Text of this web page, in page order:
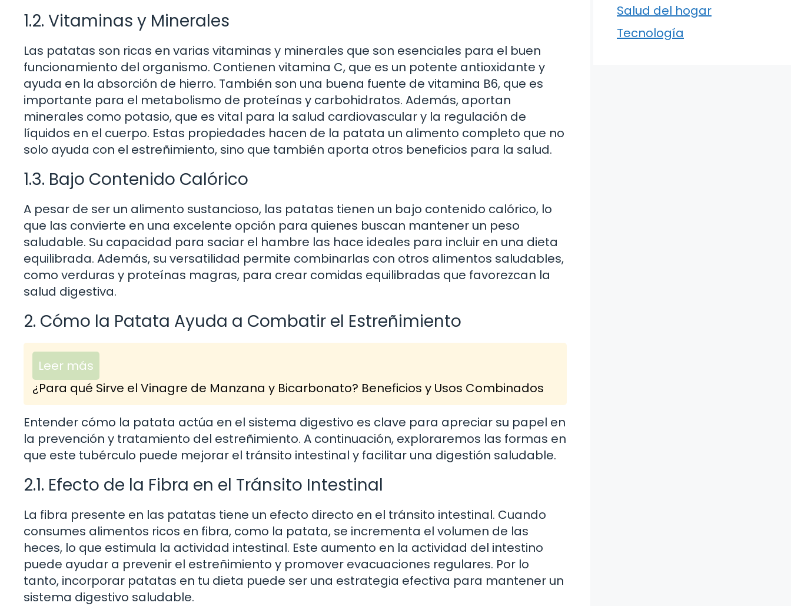
1.2. Vitaminas y Minerales
Las patatas son ricas en varias vitaminas y minerales que son esenciales para el buen
funcionamiento del organismo. Contienen vitamina C, que es un potente antioxidante y
ayuda en la absorción de hierro. También son una buena fuente de vitamina B6, que es
importante para el metabolismo de proteínas y carbohidratos. Además, aportan
minerales como potasio, que es vital para la salud cardiovascular y la regulación de
líquidos en el cuerpo. Estas propiedades hacen de la patata un alimento completo que no
solo ayuda con el estreñimiento, sino que también aporta otros beneficios para la salud.
1.3. Bajo Contenido Calórico
A pesar de ser un alimento sustancioso, las patatas tienen un bajo contenido calórico, lo
que las convierte en una excelente opción para quienes buscan mantener un peso
saludable. Su capacidad para saciar el hambre las hace ideales para incluir en una dieta
equilibrada. Además, su versatilidad permite combinarlas con otros alimentos saludables,
como verduras y proteínas magras, para crear comidas equilibradas que favorezcan la
salud digestiva.
2. Cómo la Patata Ayuda a Combatir el Estreñimiento
Leer más
¿Para qué Sirve el Vinagre de Manzana y Bicarbonato? Beneficios y Usos Combinados
Entender cómo la patata actúa en el sistema digestivo es clave para apreciar su papel en
la prevención y tratamiento del estreñimiento. A continuación, exploraremos las formas en
que este tubérculo puede mejorar el tránsito intestinal y facilitar una digestión saludable.
2.1. Efecto de la Fibra en el Tránsito Intestinal
La fibra presente en las patatas tiene un efecto directo en el tránsito intestinal. Cuando
consumes alimentos ricos en fibra, como la patata, se incrementa el volumen de las
heces, lo que estimula la actividad intestinal. Este aumento en la actividad del intestino
puede ayudar a prevenir el estreñimiento y promover evacuaciones regulares. Por lo
tanto, incorporar patatas en tu dieta puede ser una estrategia efectiva para mantener un
sistema digestivo saludable.
Salud del hogar
Tecnología